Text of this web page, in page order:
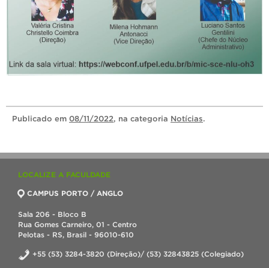
Publicado em 08/11/2022, na categoria Notícias.
LOCALIZE A FACULDADE
CAMPUS PORTO / ANGLO
Sala 206 - Bloco B
Rua Gomes Carneiro, 01 - Centro
Pelotas - RS, Brasil - 96010-610
+55 (53) 3284-3820 (Direção)/ (53) 32843825 (Colegiado)